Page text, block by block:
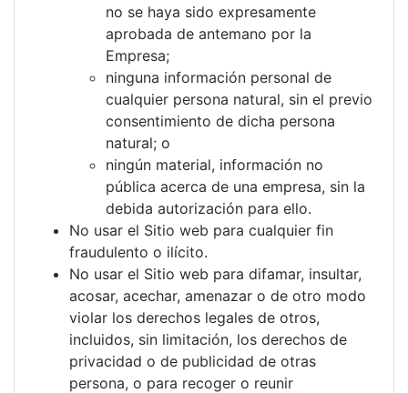
no se haya sido expresamente
aprobada de antemano por la
Empresa;
ninguna información personal de
cualquier persona natural, sin el previo
consentimiento de dicha persona
natural; o
ningún material, información no
pública acerca de una empresa, sin la
debida autorización para ello.
No usar el Sitio web para cualquier fin
fraudulento o ilícito.
No usar el Sitio web para difamar, insultar,
acosar, acechar, amenazar o de otro modo
violar los derechos legales de otros,
incluidos, sin limitación, los derechos de
privacidad o de publicidad de otras
persona, o para recoger o reunir